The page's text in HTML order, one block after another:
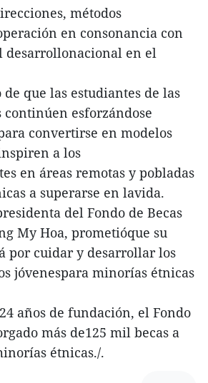
métodos
en consonancia con
desarrollonacional en el
de que las estudiantes de las
esforzándose
convertirse en modelos
a los
en áreas remotas y pobladas
a superarse en lavida.
del Fondo de Becas
My Hoa, prometióque su
por cuidar y desarrollar los
jóvenespara minorías étnicas
años de fundación, el Fondo
más de125 mil becas a
étnicas./.